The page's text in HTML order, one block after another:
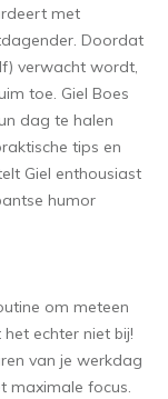
met
Doordat
verwacht wordt,
toe. Giel Boes
dag te halen
tips en
Giel enthousiast
humor
om meteen
echter niet bij!
van je werkdag
maximale focus.